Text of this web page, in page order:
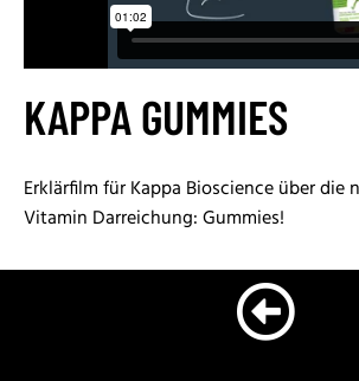
KAPPA GUMMIES
Erklärfilm für Kappa Bioscience über die
Vitamin Darreichung: Gummies!